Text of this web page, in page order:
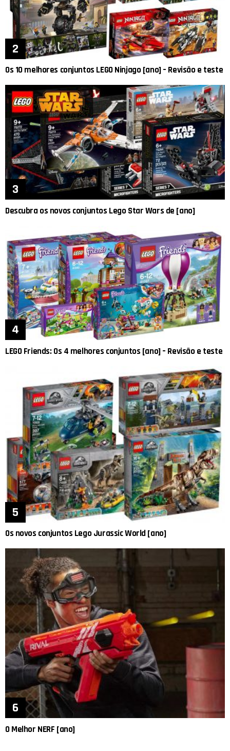
Os 10 melhores conjuntos LEGO Ninjago [ano] – Revisão e teste
Descubra os novos conjuntos Lego Star Wars de [ano]
LEGO Friends: Os 4 melhores conjuntos [ano] – Revisão e teste
Os novos conjuntos Lego Jurassic World [ano]
O Melhor NERF [ano]